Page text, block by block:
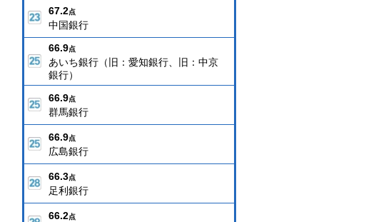
67.2点
中国銀行
66.9点
あいち銀行（旧：愛知銀行、旧：中京
銀行）
66.9点
群馬銀行
66.9点
広島銀行
66.3点
足利銀行
66.2点